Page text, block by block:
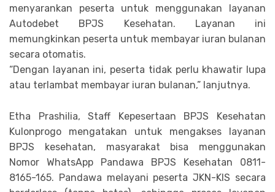
menyarankan peserta untuk menggunakan layanan
Autodebet BPJS Kesehatan. Layanan ini
memungkinkan peserta untuk membayar iuran bulanan
secara otomatis.
“Dengan layanan ini, peserta tidak perlu khawatir lupa
atau terlambat membayar iuran bulanan,” lanjutnya.
Etha Prashilia, Staff Kepesertaan BPJS Kesehatan
Kulonprogo mengatakan untuk mengakses layanan
BPJS kesehatan, masyarakat bisa menggunakan
Nomor WhatsApp Pandawa BPJS Kesehatan 0811-
8165-165. Pandawa melayani peserta JKN-KIS secara